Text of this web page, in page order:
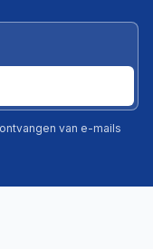
van e-mails